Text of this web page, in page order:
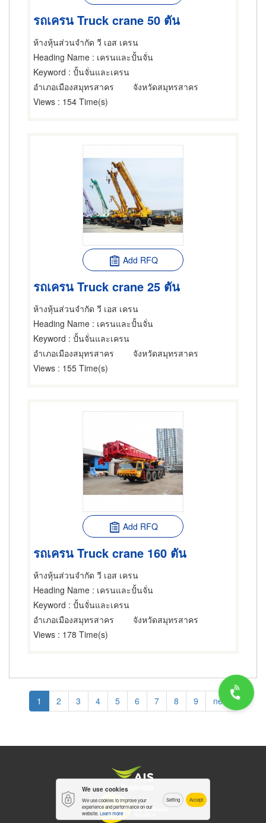
รถเครน Truck crane 50 ตัน
ห้างหุ้นส่วนจำกัด วี เอส เครน
Heading Name : เครนและปั้นจั่น
Keyword : ปั้นจั่นและเครน
อำเภอเมืองสมุทรสาคร
จังหวัดสมุทรสาคร
Views : 154 Time(s)
Add RFQ
รถเครน Truck crane 25 ตัน
ห้างหุ้นส่วนจำกัด วี เอส เครน
Heading Name : เครนและปั้นจั่น
Keyword : ปั้นจั่นและเครน
อำเภอเมืองสมุทรสาคร
จังหวัดสมุทรสาคร
Views : 155 Time(s)
Add RFQ
รถเครน Truck crane 160 ตัน
ห้างหุ้นส่วนจำกัด วี เอส เครน
Heading Name : เครนและปั้นจั่น
Keyword : ปั้นจั่นและเครน
อำเภอเมืองสมุทรสาคร
จังหวัดสมุทรสาคร
Views : 178 Time(s)
Pagination
Current
page
1 Page
2 Page
3 Page
4 Page
5 Page
6 Page
7 Page
8 Page
9
Next
page
next
We use cookies
We use cookies to improve your
experience and performance on our
website. Learn more
Setting Accept